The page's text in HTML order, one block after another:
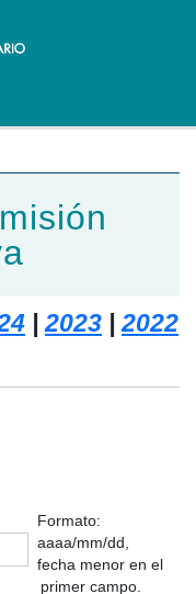
| 2023 | 2022
Formato:
aaaa/mm/dd,
fecha menor en el
primer campo.